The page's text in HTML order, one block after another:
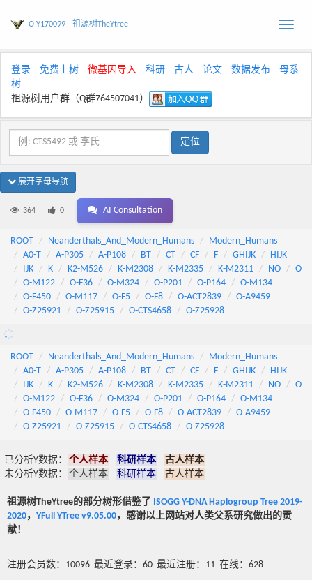
Toggle
O-Y170099 - 祖源树TheYtree
登录 免费上树 微基因导入 科研 古人 论文 数据发布
母系
树
祖源树用户群（Q群764507041）
展开字母导航
364 0 AI Consultation
ROOT Neanderthals_And_Modern_Humans
Modern_Humans
A0-T
A-P305 A-P108 BT CT CF F GHIJK
HIJK
IJK
K K2-M526 K-M2308 K-M2335 K-M2311 NO
O
O-M122
O-F36 O-M324 O-P201 O-P164
O-M134
O-F450
O-M117 O-F5 O-F8 O-ACT2839
O-A9459
O-Z25921
O-Z25915 O-CTS4658 O-Z25928
ROOT Neanderthals_And_Modern_Humans
Modern_Humans
A0-T
A-P305 A-P108 BT CT CF F GHIJK
HIJK
IJK
K K2-M526 K-M2308 K-M2335 K-M2311 NO
O
O-M122
O-F36 O-M324 O-P201 O-P164
O-M134
O-F450
O-M117 O-F5 O-F8 O-ACT2839
O-A9459
O-Z25921
O-Z25915 O-CTS4658 O-Z25928
已分析Y数据： 个人样本 科研样本
古人样本
未分析Y数据：
个人样本 科研样本 古人样本
祖源树TheYtree的部分树形借鉴了 ISOGG Y-DNA Haplogroup Tree 2019-
2020， YFull YTree v9.05.00，感谢以上网站对人类父系研究做出的贡
献！
注册会员数：10096 最近登录：60 最近注册：11 在线：628